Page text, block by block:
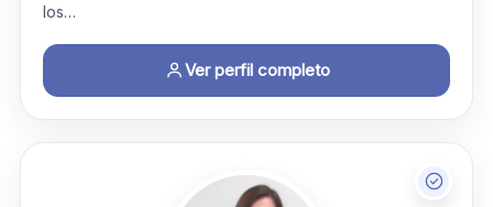
los…
Ver perfil completo